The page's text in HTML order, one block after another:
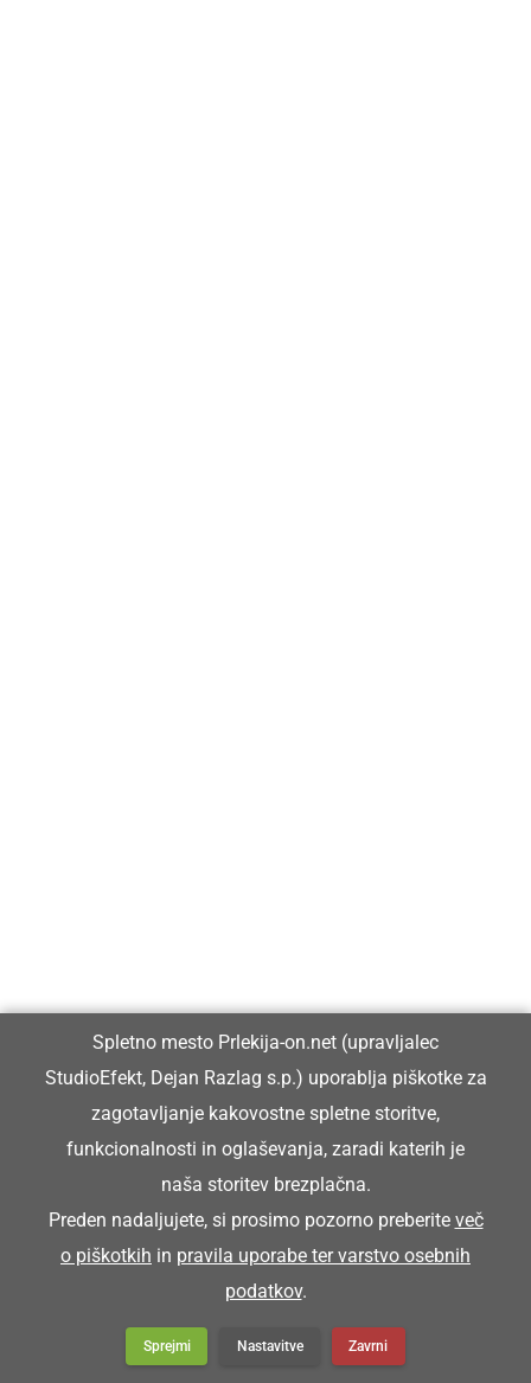
Spletno mesto Prlekija-on.net (upravljalec
StudioEfekt, Dejan Razlag s.p.) uporablja piškotke za
zagotavljanje kakovostne spletne storitve,
funkcionalnosti in oglaševanja, zaradi katerih je
naša storitev brezplačna.
Preden nadaljujete, si prosimo pozorno preberite več
o piškotkih in pravila uporabe ter varstvo osebnih
podatkov.
Sprejmi Nastavitve Zavrni